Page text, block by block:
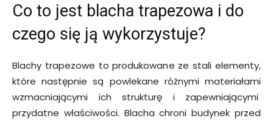
Co to jest blacha trapezowa i do
czego się ją wykorzystuje?
Blachy trapezowe to produkowane ze stali elementy,
które następnie są powlekane różnymi materiałami
wzmacniającymi ich strukturę i zapewniającymi
przydatne właściwości. Blacha chroni budynek przed